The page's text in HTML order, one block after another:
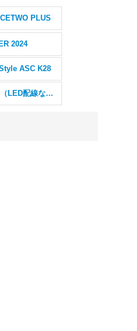
PLUS
2024
ASC K28
各種パーツ（LED配線などの小物）